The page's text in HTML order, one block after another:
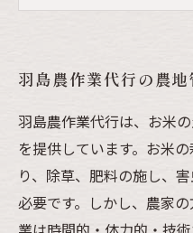
羽島農作業代行の農地
羽島農作業代行は、お米
を提供しています。お米
り、除草、肥料の施し、
必要です。しかし、農家